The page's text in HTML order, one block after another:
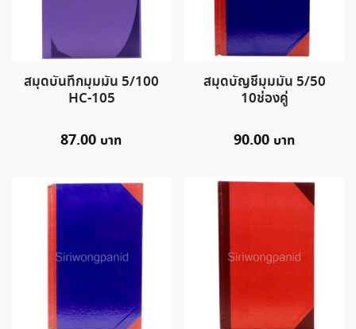
สมุดบันทึกมุมมัน 5/100
HC-105
87.00
สมุดบัญชีมุมมัน 5/50
10ช่องคู่
90.00